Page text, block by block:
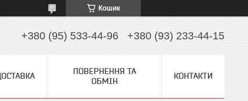
Кошик
+380 (95) 533-44-96 +380 (93) 233-44-15
ПОВЕРНЕННЯ ТА
ОБМІН
КОНТАКТИ